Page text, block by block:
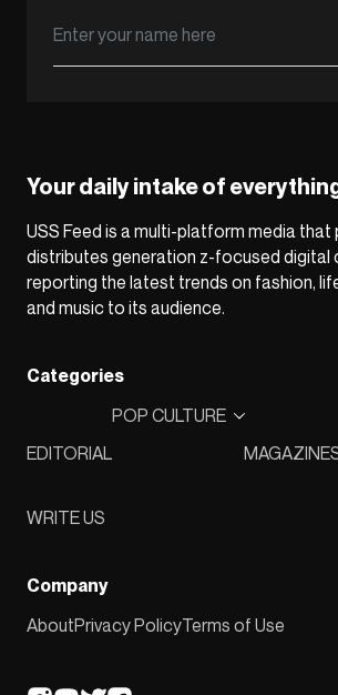
Your daily intake of
USS Feed is a multi-platform media that
distributes generation z-focused digital
reporting the latest trends on fashion,
and music to its audience.
Categories
EDITORIAL
POP CULTURE
WRITE US
Company
AboutPrivacy PolicyTerms of Use